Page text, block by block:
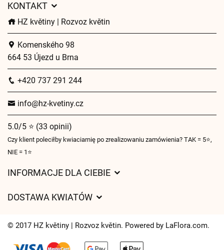
KONTAKT
HZ květiny | Rozvoz květin
Komenského 98
664 53 Újezd u Brna
+420 737 291 244
info@hz-kvetiny.cz
5.0/5 ⭐ (33 opinii)
Czy klient poleciłby kwiaciarnię po zrealizowaniu zamówienia? TAK = 5⭐,
NIE = 1⭐
INFORMACJE DLA CIEBIE
Czasy dostawy kwiatów – przegląd możliwości
DOSTAWA KWIATÓW
Gdzie dostarczamy kwiaty
Ciasteczka
© 2017 HZ květiny | Rozvoz květin. Powered by LaFlora.com.